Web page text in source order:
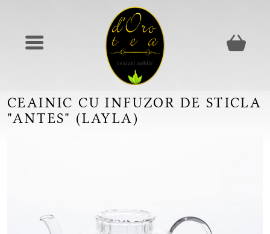
CEAINIC CU INFUZOR DE STICLA
"ANTES" (LAYLA)